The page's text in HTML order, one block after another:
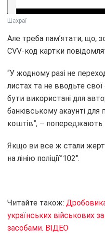
Шахраї
Але треба пам’ятати, що,
CVV-код картки
“У жодному разі не
листах та не вводьте
бути використані для
банківському акаунті
коштів”, – попереджають
Якщо ви все ж стали
на лінію поліції”102″.
Читайте також:
українських військових
засобами. ВІДЕО